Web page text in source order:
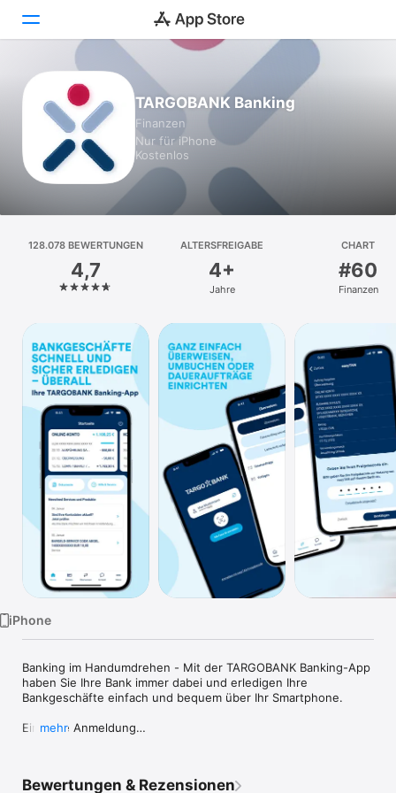
Heute
Spiele
Apps
Plattform
iPhone
iPad
Mac
Vision
Watch
TARGOBANK Banking
Finanzen
Nur für iPhone
Kostenlos
128.078 BEWERTUNGEN
4,7
ALTERSFREIGABE
4+
Jahre
CHART
#60
Finanzen
iPhone
Banking im Handumdrehen - Mit der TARGOBANK Banking-App
haben Sie Ihre Bank immer dabei und erledigen Ihre
Bankgeschäfte einfach und bequem über Ihr Smartphone.
Einfache Anmeldung
Wenn Sie noch keine Zugangsdaten haben, registrieren Sie
mehr
Bewertungen & Rezensionen